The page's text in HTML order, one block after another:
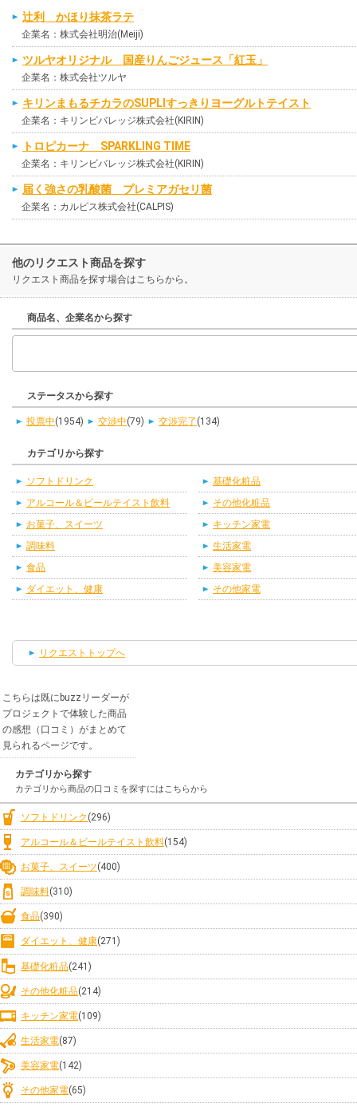
辻利 かほり抹茶ラテ
企業名：株式会社明治(Meiji)
ツルヤオリジナル 国産りんごジュース「紅玉」
企業名：株式会社ツルヤ
キリンまもるチカラのSUPLIすっきりヨーグルトテイスト
企業名：キリンビバレッジ株式会社(KIRIN)
トロピカーナ SPARKLING TIME
企業名：キリンビバレッジ株式会社(KIRIN)
届く強さの乳酸菌 プレミアガセリ菌
企業名：カルピス株式会社(CALPIS)
他のリクエスト商品を探す
リクエスト商品を探す場合はこちらから。
商品名、企業名から探す
ステータスから探す
投票中(1954) 交渉中(79) 交渉完了 (134)
カテゴリから探す
ソフトドリンク
アルコール＆ビールテイスト飲料
お菓子、スイーツ
調味料
食品
ダイエット、健康
基礎化粧品
その他化粧品
キッチン家電
生活家電
美容家電
その他家電
リクエストトップへ
こちらは既にbuzzリーダーが
プロジェクトで体験した商品
の感想（口コミ）がまとめて
見られるページです。
カテゴリから探す
カテゴリから商品の口コミを探すにはこちらから
ソフトドリンク (296)
アルコール＆ビールテイスト飲料(154)
お菓子、スイーツ(400)
調味料(310)
食品(390)
ダイエット、健康(271)
基礎化粧品(241)
その他化粧品(214)
キッチン家電(109)
生活家電(87)
美容家電(142)
その他家電(65)